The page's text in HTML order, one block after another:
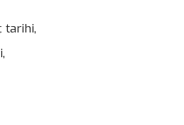
tarihi,